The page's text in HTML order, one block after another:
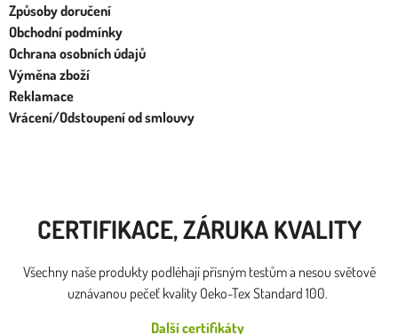
Způsoby doručení
Obchodní podmínky
Ochrana osobních údajů
Výměna zboží
Reklamace
Vrácení/Odstoupení od smlouvy
CERTIFIKACE, ZÁRUKA KVALITY
Všechny naše produkty podléhají přísným testům a nesou světově
uznávanou pečeť kvality Oeko-Tex Standard 100.
Další certifikáty